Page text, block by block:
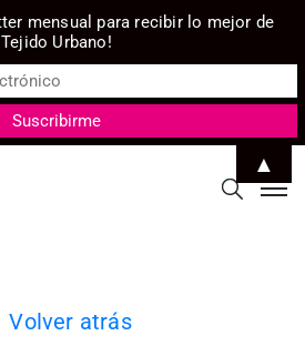
Volver atrás
mensual para recibir lo mejor de
Tejido Urbano!
▲